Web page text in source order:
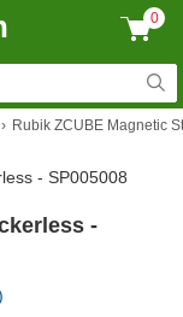
0
Rubik ZCUBE Magnetic
-